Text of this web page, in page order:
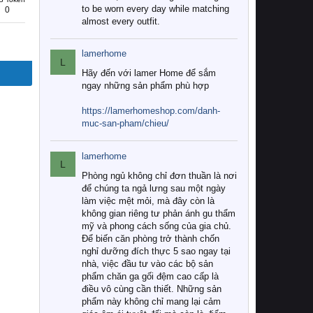
0
to be worn every day while matching
almost every outfit.
L
lamerhome
Hãy đến với lamer Home để sắm
ngay những sản phẩm phù hợp
https://lamerhomeshop.com/danh-
muc-san-pham/chieu/
L
lamerhome
Phòng ngủ không chỉ đơn thuần là nơi
để chúng ta ngả lưng sau một ngày
làm việc mệt mỏi, mà đây còn là
không gian riêng tư phản ánh gu thẩm
mỹ và phong cách sống của gia chủ.
Để biến căn phòng trở thành chốn
nghỉ dưỡng đích thực 5 sao ngay tại
nhà, việc đầu tư vào các bộ sản
phẩm chăn ga gối đệm cao cấp là
điều vô cùng cần thiết. Những sản
phẩm này không chỉ mang lại cảm